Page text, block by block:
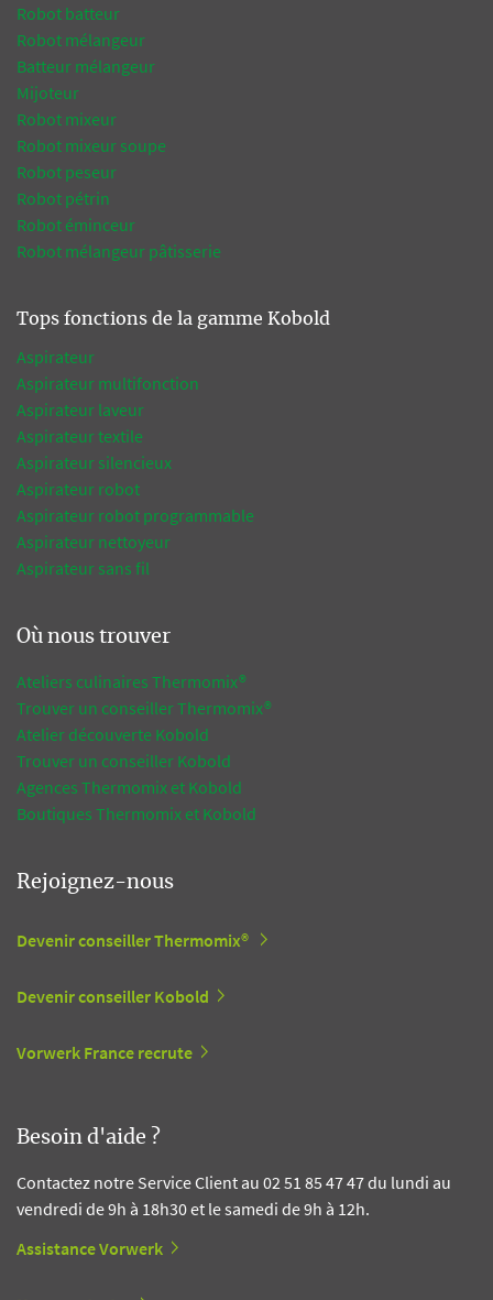
Robot batteur
Robot mélangeur
Batteur mélangeur
Mijoteur
Robot mixeur
Robot mixeur soupe
Robot peseur
Robot pétrin
Robot éminceur
Robot mélangeur pâtisserie
Tops fonctions de la gamme Kobold
Aspirateur
Aspirateur multifonction
Aspirateur laveur
Aspirateur textile
Aspirateur silencieux
Aspirateur robot
Aspirateur robot programmable
Aspirateur nettoyeur
Aspirateur sans fil
Où nous trouver
Ateliers culinaires Thermomix®
Trouver un conseiller Thermomix®
Atelier découverte Kobold
Trouver un conseiller Kobold
Agences Thermomix et Kobold
Boutiques Thermomix et Kobold
Rejoignez-nous
Devenir conseiller Thermomix®
Devenir conseiller Kobold
Vorwerk France recrute
Besoin d'aide ?
Contactez notre Service Client au 02 51 85 47 47 du lundi au
vendredi de 9h à 18h30 et le samedi de 9h à 12h.
Assistance Vorwerk